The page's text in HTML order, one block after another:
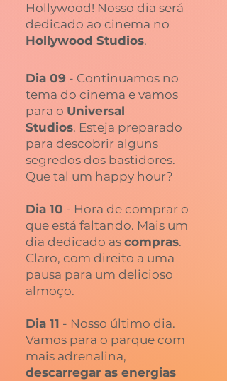
Hollywood! Nosso dia será
dedicado ao cinema no
Hollywood Studios.
Dia 09 - Continuamos no
tema do cinema e vamos
para o Universal
Studios. Esteja preparado
para descobrir alguns
segredos dos bastidores.
Que tal um happy hour?
Dia 10 - Hora de comprar o
que está faltando. Mais um
dia dedicado as compras.
Claro, com direito a uma
pausa para um delicioso
almoço.
Dia 11 - Nosso último dia.
Vamos para o parque com
mais adrenalina,
descarregar as energias